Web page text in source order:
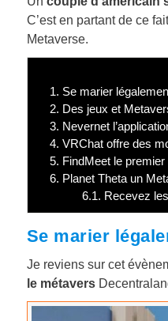
C’est en partant de ce
Metaverse.
1. Se marier
2. Des jeux et
3. Nevernet
4. VRChat offre des
5. FindMeet le
6. Planet Theta un
6.1. Recevez
Se marier
Je reviens sur cet
le métavers